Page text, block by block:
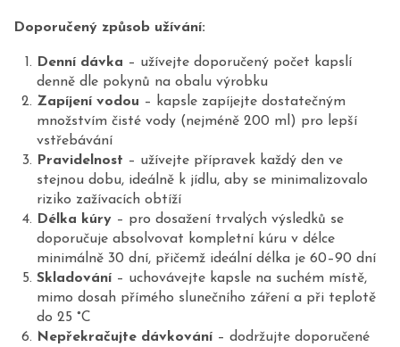
Doporučený způsob užívání:
Denní dávka – užívejte doporučený počet kapslí
denně dle pokynů na obalu výrobku
Zapíjení vodou – kapsle zapíjejte dostatečným
množstvím čisté vody (nejméně 200 ml) pro lepší
vstřebávání
Pravidelnost – užívejte přípravek každý den ve
stejnou dobu, ideálně k jídlu, aby se minimalizovalo
riziko zažívacích obtíží
Délka kúry– pro dosažení trvalých výsledků se
doporučuje absolvovat kompletní kúru v délce
minimálně 30 dní, přičemž ideální délka je 60–90 dní
Skladování– uchovávejte kapsle na suchém místě,
mimo dosah přímého slunečního záření a při teplotě
do 25 °C
Nepřekračujte dávkování– dodržujte doporučené